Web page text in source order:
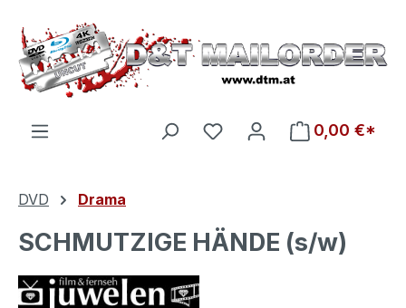
Zum Hauptinhalt springen
Du hast 0 Produkte auf
0,00 €*
DVD Drama
SCHMUTZIGE HÄNDE (s/w)